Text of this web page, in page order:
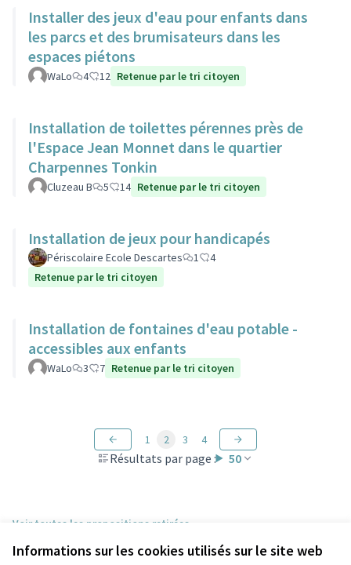
Informations sur les cookies utilisés sur le site web
Installer des jeux d'eau pour enfants dans
les parcs et des brumisateurs dans les
espaces piétons
WaLo 4 12 Retenue par le tri citoyen
Installation de toilettes pérennes près de
l'Espace Jean Monnet dans le quartier
Charpennes Tonkin
Cluzeau B 5 14 Retenue par le tri citoyen
Installation de jeux pour handicapés
Périscolaire Ecole Descartes 1
4
Retenue par le tri citoyen
Installation de fontaines d'eau potable -
accessibles aux enfants
WaLo 3 7 Retenue par le tri citoyen
Résultats par page : 50
1 2 3 4
Voir toutes les propositions retirées